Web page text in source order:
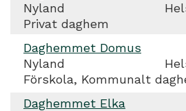
Nyland
Privat daghem
Daghemmet Domus
Nyland
Förskola, Kommunalt
Daghemmet Elka